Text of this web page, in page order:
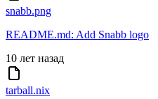
snabb.png
README.md: Add Snabb logo
10 лет назад
tarball.nix